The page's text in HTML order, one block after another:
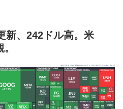
新、242ドル高。米